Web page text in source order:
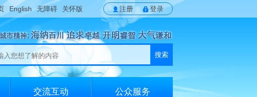
English 无障碍 关怀版 注册 登录
搜索
交流互动 公众服务